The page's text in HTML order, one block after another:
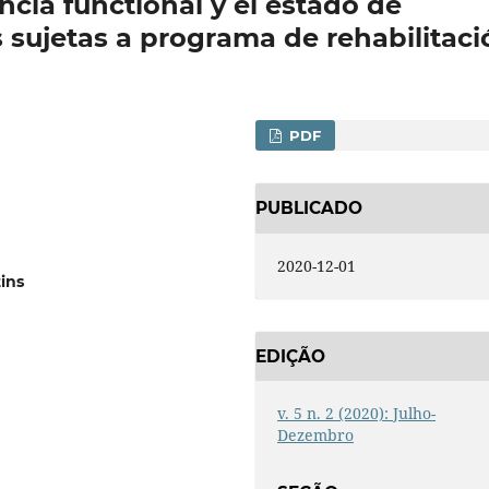
a programa de
PDF
PUBLICADO
2020-12-01
EDIÇÃO
v. 5 n. 2 (2020): Julho-
Dezembro